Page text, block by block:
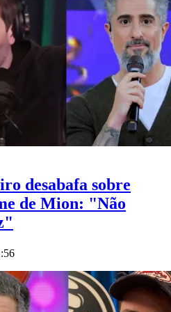
desabafa sobre
de Mion: "Não